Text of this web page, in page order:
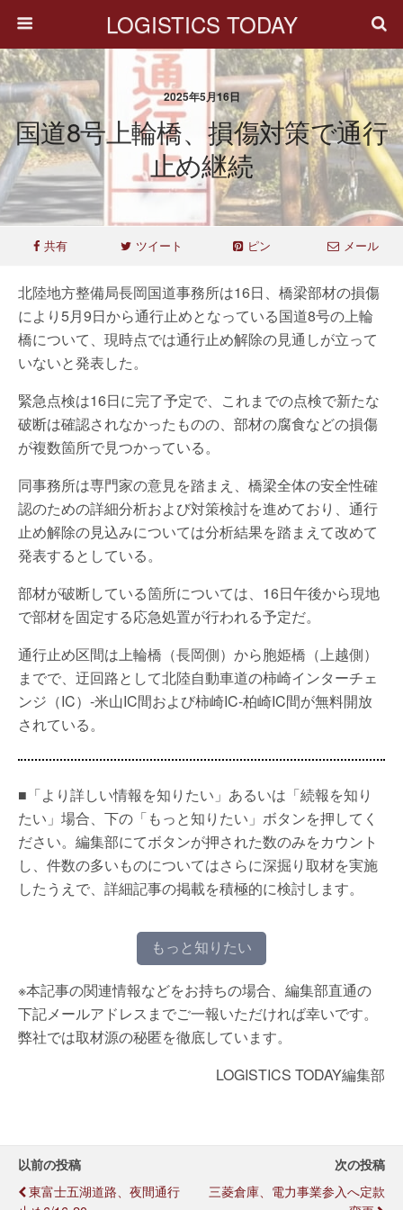
LOGISTICS TODAY
2025年5月16日
国道8号上輪橋、損傷対策で通行
止め継続
共有 ツイート ピン メール
北陸地方整備局長岡国道事務所は16日、橋梁部材の損傷
により5月9日から通行止めとなっている国道8号の上輪
橋について、現時点では通行止め解除の見通しが立って
いないと発表した。
緊急点検は16日に完了予定で、これまでの点検で新たな
破断は確認されなかったものの、部材の腐食などの損傷
が複数箇所で見つかっている。
同事務所は専門家の意見を踏まえ、橋梁全体の安全性確
認のための詳細分析および対策検討を進めており、通行
止め解除の見込みについては分析結果を踏まえて改めて
発表するとしている。
部材が破断している箇所については、16日午後から現地
で部材を固定する応急処置が行われる予定だ。
通行止め区間は上輪橋（長岡側）から胞姫橋（上越側）
までで、迂回路として北陸自動車道の柿崎インターチェ
ンジ（IC）-米山IC間および柿崎IC-柏崎IC間が無料開放
されている。
■「より詳しい情報を知りたい」あるいは「続報を知り
たい」場合、下の「もっと知りたい」ボタンを押してく
ださい。編集部にてボタンが押された数のみをカウント
し、件数の多いものについてはさらに深掘り取材を実施
したうえで、詳細記事の掲載を積極的に検討します。
もっと知りたい
※本記事の関連情報などをお持ちの場合、編集部直通の
下記メールアドレスまでご一報いただければ幸いです。
弊社では取材源の秘匿を徹底しています。
LOGISTICS TODAY編集部
以前の投稿
東富士五湖道路、夜間通行
次の投稿
三菱倉庫、電力事業参入へ定款